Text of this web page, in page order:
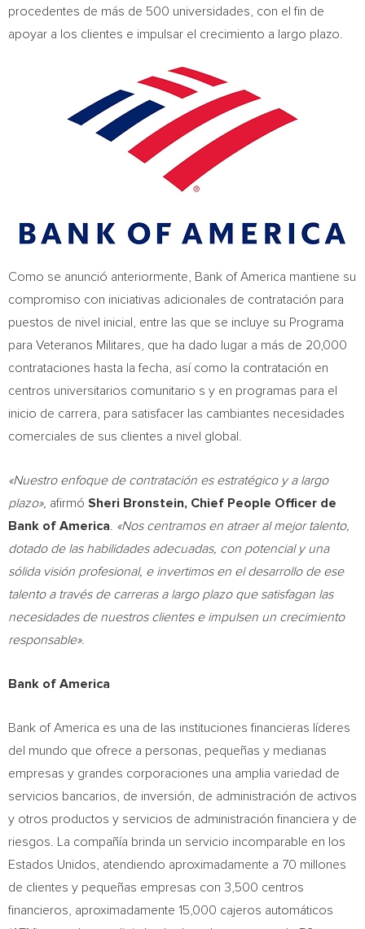
procedentes de más de 500 universidades, con el fin de
apoyar a los clientes e impulsar el crecimiento a largo plazo.
Como se anunció anteriormente, Bank of America mantiene su
compromiso con iniciativas adicionales de contratación para
puestos de nivel inicial, entre las que se incluye su Programa
para Veteranos Militares, que ha dado lugar a más de 20,000
contrataciones hasta la fecha, así como la contratación en
centros universitarios comunitario s y en programas para el
inicio de carrera, para satisfacer las cambiantes necesidades
comerciales de sus clientes a nivel global.
«Nuestro enfoque de contratación es estratégico y a largo
plazo», afirmó Sheri Bronstein, Chief People Officer de
Bank of America
«Nos centramos en atraer al mejor talento,
dotado de las habilidades adecuadas, con potencial y una
sólida visión profesional, e invertimos en el desarrollo de ese
talento a través de carreras a largo plazo que satisfagan las
necesidades de nuestros clientes e impulsen un crecimiento
responsable».
Bank of America
Bank of America es una de las instituciones financieras líderes
del mundo que ofrece a personas, pequeñas y medianas
empresas y grandes corporaciones una amplia variedad de
servicios bancarios, de inversión, de administración de activos
y otros productos y servicios de administración financiera y de
riesgos. La compañía brinda un servicio incomparable en los
Estados Unidos, atendiendo aproximadamente a 70 millones
de clientes y pequeñas empresas con 3,500 centros
financieros, aproximadamente 15,000 cajeros automáticos